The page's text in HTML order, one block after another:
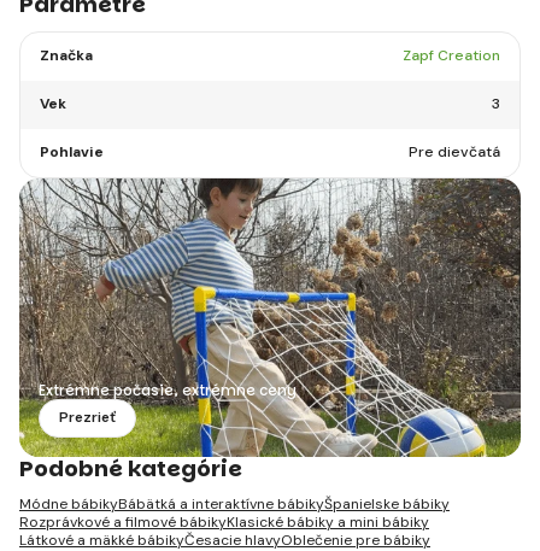
Značka Zapf Creation
Vek 3
Pohlavie Pre dievčatá
Extrémne počasie, extrémne ceny
Prezrieť
Podobné kategórie
Módne bábikyBábätká a interaktívne bábikyŠpanielske bábiky
Rozprávkové a filmové bábikyKlasické bábiky a mini bábiky
Látkové a mäkké bábikyČesacie hlavyOblečenie pre bábiky